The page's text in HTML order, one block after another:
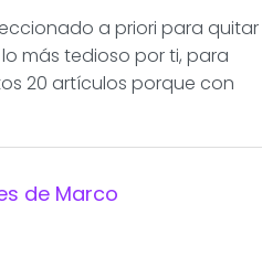
a priori para quitar
más tedioso por ti, para
20 artículos porque con
de Marco